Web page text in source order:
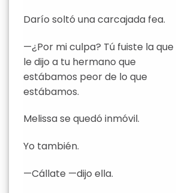
Darío soltó una carcajada fea.
—¿Por mi culpa? Tú fuiste la que
le dijo a tu hermano que
estábamos peor de lo que
estábamos.
Melissa se quedó inmóvil.
Yo también.
—Cállate —dijo ella.